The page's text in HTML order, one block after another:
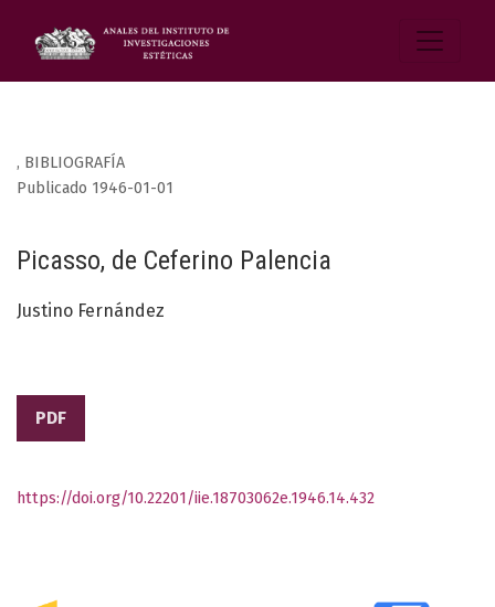
, BIBLIOGRAFÍA
Picasso, de Ceferino Palencia
Publicado 1946-01-01
Justino Fernández
PDF
https://doi.org/10.22201/iie.18703062e.1946.14.432